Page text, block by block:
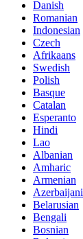
Danish
Romanian
Indonesian
Czech
Afrikaans
Swedish
Polish
Basque
Catalan
Esperanto
Hindi
Lao
Albanian
Amharic
Armenian
Azerbaijani
Belarusian
Bengali
Bosnian